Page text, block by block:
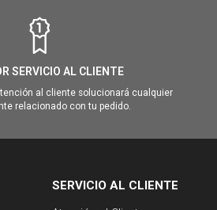
SERVICIO AL CLIENTE
al cliente solucionará cualquier
relacionado con tu pedido.
SERVICIO AL CLIENTE